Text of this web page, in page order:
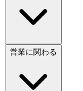
営業に関わる